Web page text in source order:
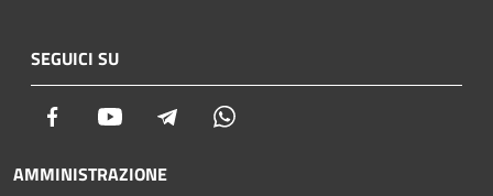
SEGUICI SU
Facebook Youtube Telegram
AMMINISTRAZIONE